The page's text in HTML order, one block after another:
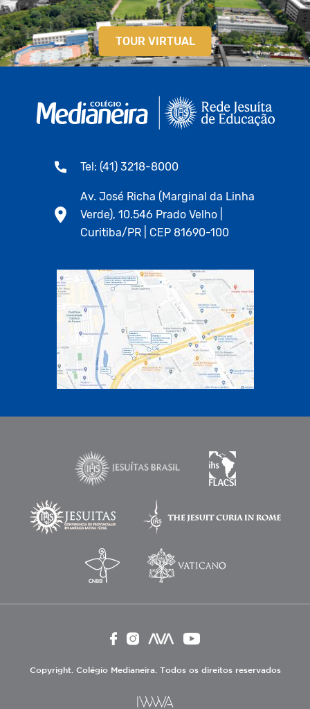
TOUR VIRTUAL
Tel: (41) 3218-8000
Av. José Richa (Marginal da Linha
Verde), 10.546 Prado Velho |
Curitiba/PR | CEP 81690-100
Copyright. Colégio Medianeira. Todos os direitos reservados